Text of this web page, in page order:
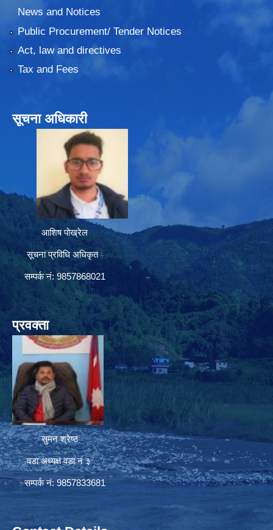
News and Notices
Public Procurement/ Tender Notices
Act, law and directives
Tax and Fees
सूचना अधिकारी
आशिष पोख्रेल
सूचना प्रविधि अधिकृत
सम्पर्क नं: 9857868021
प्रवक्ता
सुमन श्रेष्ठ
वडा अध्यक्ष वडा नं ३
सम्पर्क नं: 9857833681